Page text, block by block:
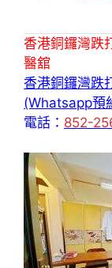
香港銅鑼灣跌
醫舘
香港銅鑼灣跌
(Whatsapp預
電話： 852-